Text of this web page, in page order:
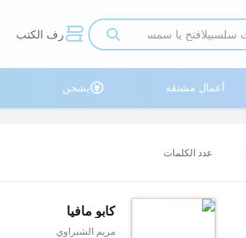

رف الكتب
أعمال مشتقة يشحن
عدد الكلمات
كابو مافيا
مريم الشبراوي